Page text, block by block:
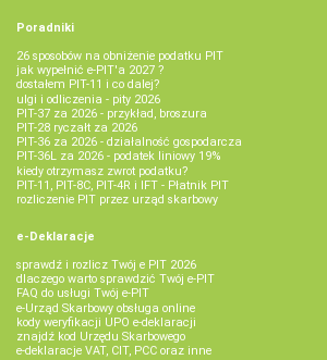
Poradniki
26 sposobów na obniżenie podatku PIT
jak wypełnić e-PIT'a 2027 ?
dostałem PIT-11 i co dalej?
ulgi i odliczenia - pity 2026
PIT-37 za 2026 - przykład, broszura
PIT-28 ryczałt za 2026
PIT-36 za 2026 - działalność gospodarcza
PIT-36L za 2026 - podatek liniowy 19%
kiedy otrzymasz zwrot podatku?
PIT-11, PIT-8C, PIT-4R i IFT - Płatnik PIT
rozliczenie PIT przez urząd skarbowy
e-Deklaracje
sprawdź i rozlicz Twój e PIT 2026
dlaczego warto sprawdzić Twój e-PIT
FAQ do usługi Twój e-PIT
e-Urząd Skarbowy obsługa online
kody weryfikacji UPO e-deklaracji
znajdź kod Urzędu Skarbowego
e-deklaracje VAT, CIT, PCC oraz inne